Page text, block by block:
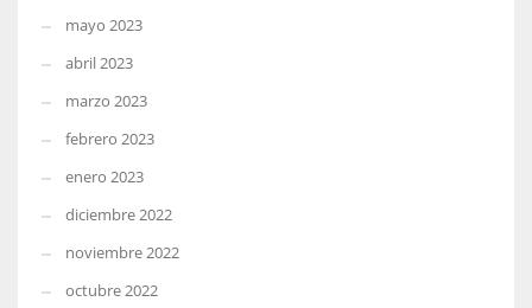
mayo 2023
abril 2023
marzo 2023
febrero 2023
enero 2023
diciembre 2022
noviembre 2022
octubre 2022